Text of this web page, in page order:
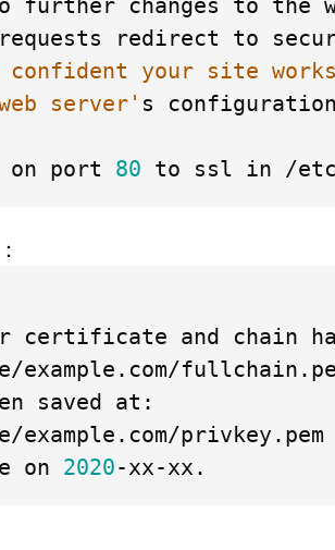
redirect to secure
your site works
server' s
port 80
certificate and chain
example.com/
saved at:
example.com/privkey.pem
on
2020